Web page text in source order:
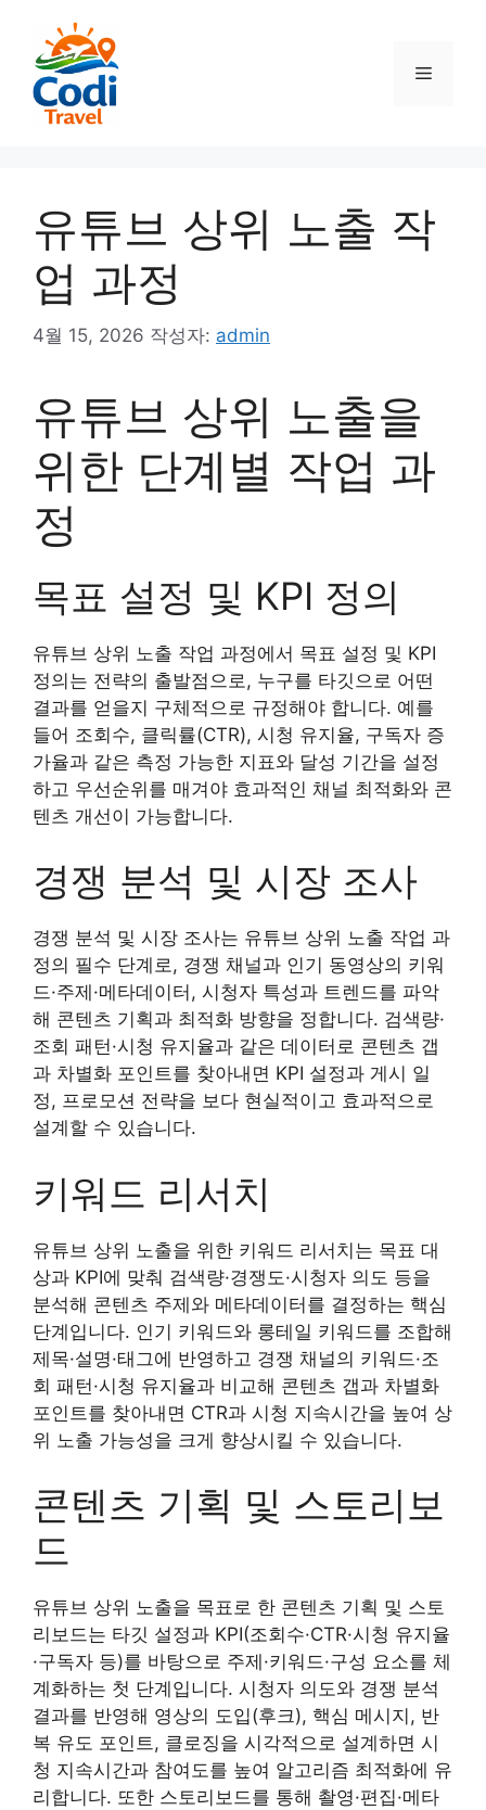
메
유튜브 상위 노출 작
업 과정
4월 15, 2026 작성자: admin
유튜브 상위 노출을
위한 단계별 작업 과
정
목표 설정 및 KPI 정의
유튜브 상위 노출 작업 과정에서 목표 설정 및 KPI
정의는 전략의 출발점으로, 누구를 타깃으로 어떤
결과를 얻을지 구체적으로 규정해야 합니다. 예를
들어 조회수, 클릭률(CTR), 시청 유지율, 구독자 증
가율과 같은 측정 가능한 지표와 달성 기간을 설정
하고 우선순위를 매겨야 효과적인 채널 최적화와 콘
텐츠 개선이 가능합니다.
경쟁 분석 및 시장 조사
경쟁 분석 및 시장 조사는 유튜브 상위 노출 작업 과
정의 필수 단계로, 경쟁 채널과 인기 동영상의 키워
드·주제·메타데이터, 시청자 특성과 트렌드를 파악
해 콘텐츠 기획과 최적화 방향을 정합니다. 검색량·
조회 패턴·시청 유지율과 같은 데이터로 콘텐츠 갭
과 차별화 포인트를 찾아내면 KPI 설정과 게시 일
정, 프로모션 전략을 보다 현실적이고 효과적으로
설계할 수 있습니다.
키워드 리서치
유튜브 상위 노출을 위한 키워드 리서치는 목표 대
상과 KPI에 맞춰 검색량·경쟁도·시청자 의도 등을
분석해 콘텐츠 주제와 메타데이터를 결정하는 핵심
단계입니다. 인기 키워드와 롱테일 키워드를 조합해
제목·설명·태그에 반영하고 경쟁 채널의 키워드·조
회 패턴·시청 유지율과 비교해 콘텐츠 갭과 차별화
포인트를 찾아내면 CTR과 시청 지속시간을 높여 상
위 노출 가능성을 크게 향상시킬 수 있습니다.
콘텐츠 기획 및 스토리보
드
유튜브 상위 노출을 목표로 한 콘텐츠 기획 및 스토
리보드는 타깃 설정과 KPI(조회수·CTR·시청 유지율
·구독자 등)를 바탕으로 주제·키워드·구성 요소를 체
계화하는 첫 단계입니다. 시청자 의도와 경쟁 분석
결과를 반영해 영상의 도입(후크), 핵심 메시지, 반
복 유도 포인트, 클로징을 시각적으로 설계하면 시
청 지속시간과 참여도를 높여 알고리즘 최적화에 유
리합니다. 또한 스토리보드를 통해 촬영·편집·메타